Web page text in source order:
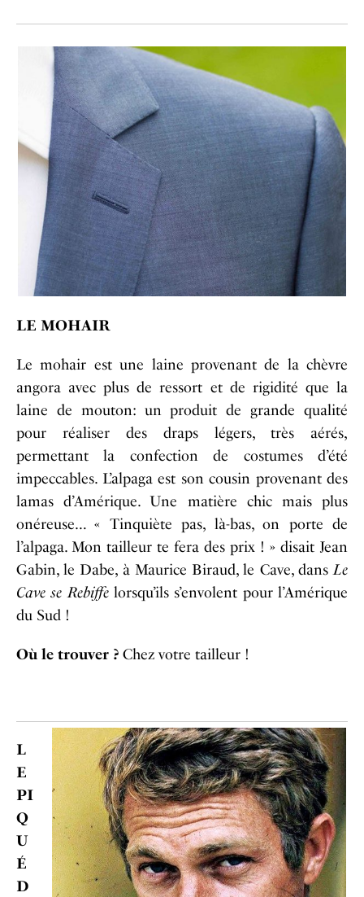
LE MOHAIR
Le mohair est une laine provenant de la chèvre
angora avec plus de ressort et de rigidité que la
laine de mouton: un produit de grande qualité
pour réaliser des draps légers, très aérés,
permettant la confection de costumes d’été
impeccables. L’alpaga est son cousin provenant des
lamas d’Amérique. Une matière chic mais plus
onéreuse… « Tinquiète pas, là-bas, on porte de
l’alpaga. Mon tailleur te fera des prix ! » disait Jean
Gabin, le Dabe, à Maurice Biraud, le Cave, dansLe
Cave se Rebiffelorsqu’ils s’envolent pour l’Amérique
du Sud !
Où le trouver ? Chez votre tailleur !
L
E
PI
Q
U
É
D